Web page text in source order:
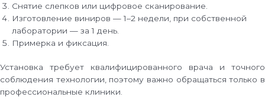
Снятие слепков или цифровое сканирование.
Изготовление виниров — 1–2 недели, при собственной
лаборатории — за 1 день.
Примерка и фиксация.
Установка требует квалифицированного врача и точного
соблюдения технологии, поэтому важно обращаться только в
профессиональные клиники.